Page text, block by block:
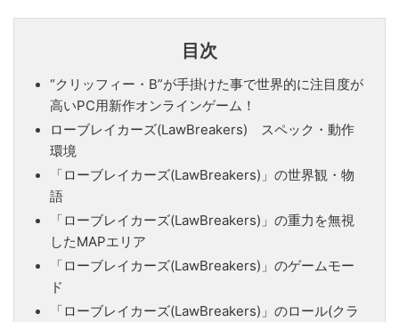
目次
“クリッフィー・B”が手掛けた事で世界的に注目度が
高いPC用新作オンラインゲーム！
ローブレイカーズ(LawBreakers) スペック・動作
環境
「ローブレイカーズ(LawBreakers)」の世界観・物
語
「ローブレイカーズ(LawBreakers)」の重力を無視
したMAPエリア
「ローブレイカーズ(LawBreakers)」のゲームモー
ド
「ローブレイカーズ(LawBreakers)」のロール(クラ